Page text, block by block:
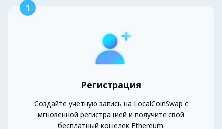
1
Регистрация
Создайте учетную запись на LocalCoinSwap с
мгновенной регистрацией и получите свой
бесплатный кошелек Ethereum.